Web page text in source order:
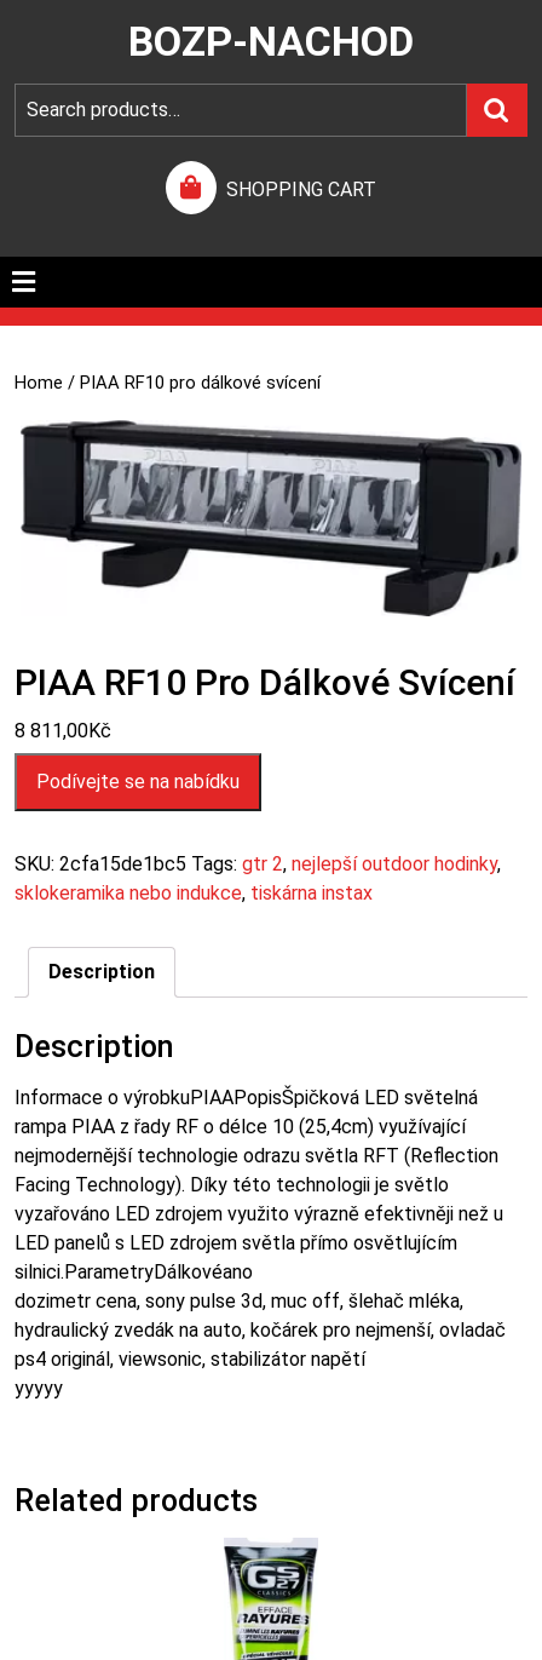
BOZP-NACHOD
SHOPPING CART
Home / PIAA RF10 pro dálkové svícení
PIAA RF10 Pro Dálkové Svícení
8 811,00Kč
Podívejte se na nabídku
SKU: 2cfa15de1bc5 Tags: gtr 2, nejlepší outdoor hodinky,
sklokeramika nebo indukce, tiskárna instax
Description
Description
Informace o výrobkuPIAAPopisŠpičková LED světelná
rampa PIAA z řady RF o délce 10 (25,4cm) využívající
nejmodernější technologie odrazu světla RFT (Reflection
Facing Technology). Díky této technologii je světlo
vyzařováno LED zdrojem využito výrazně efektivněji než u
LED panelů s LED zdrojem světla přímo osvětlujícím
silnici.ParametryDálkovéano
dozimetr cena, sony pulse 3d, muc off, šlehač mléka,
hydraulický zvedák na auto, kočárek pro nejmenší, ovladač
ps4 originál, viewsonic, stabilizátor napětí
yyyyy
Related products